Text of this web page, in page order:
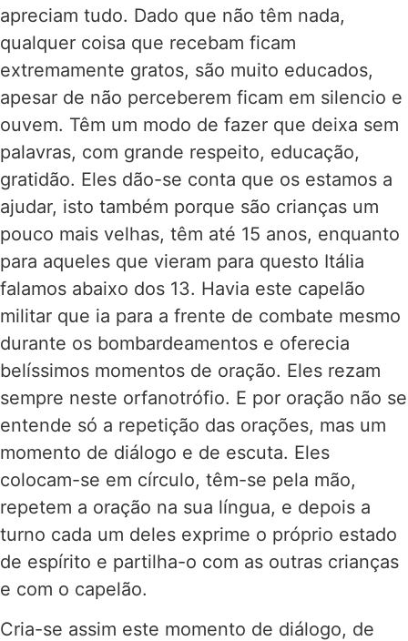
apreciam tudo. Dado que não têm nada,
qualquer coisa que recebam ficam
extremamente gratos, são muito educados,
apesar de não perceberem ficam em silencio e
ouvem. Têm um modo de fazer que deixa sem
palavras, com grande respeito, educação,
gratidão. Eles dão-se conta que os estamos a
ajudar, isto também porque são crianças um
pouco mais velhas, têm até 15 anos, enquanto
para aqueles que vieram para questo Itália
falamos abaixo dos 13. Havia este capelão
militar que ia para a frente de combate mesmo
durante os bombardeamentos e oferecia
belíssimos momentos de oração. Eles rezam
sempre neste orfanotrófio. E por oração não se
entende só a repetição das orações, mas um
momento de diálogo e de escuta. Eles
colocam-se em círculo, têm-se pela mão,
repetem a oração na sua língua, e depois a
turno cada um deles exprime o próprio estado
de espírito e partilha-o com as outras crianças
e com o capelão.
Cria-se assim este momento de diálogo, de